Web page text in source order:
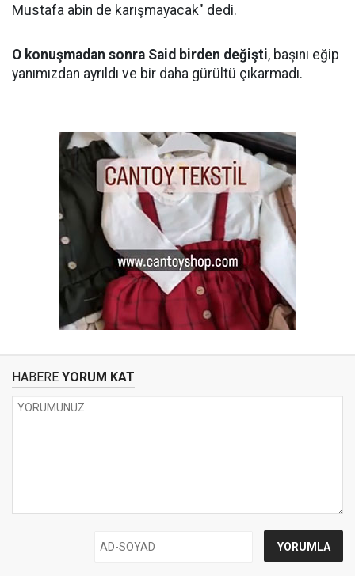
Mustafa abin de karışmayacak" dedi.
O konuşmadan sonra Said birden değişti, başını eğip
yanımızdan ayrıldı ve bir daha gürültü çıkarmadı.
HABERE YORUM KAT